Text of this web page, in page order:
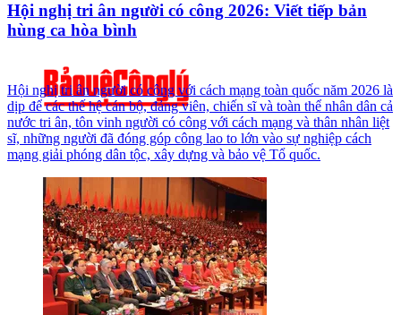
Hội nghị tri ân người có công 2026: Viết tiếp bản
hùng ca hòa bình
Hội nghị tri ân người có công với cách mạng toàn quốc năm 2026 là
dịp để các thế hệ cán bộ, đảng viên, chiến sĩ và toàn thể nhân dân cả
nước tri ân, tôn vinh người có công với cách mạng và thân nhân liệt
sĩ, những người đã đóng góp công lao to lớn vào sự nghiệp cách
mạng giải phóng dân tộc, xây dựng và bảo vệ Tổ quốc.